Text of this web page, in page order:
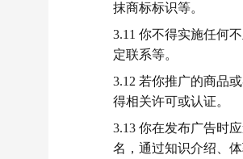
抹商标标识等。
3.11 你不得实施任何
定联系等。
3.12 若你推广的商品
得相关许可或认证。
3.13 你在发布广告时
名，通过知识介绍、